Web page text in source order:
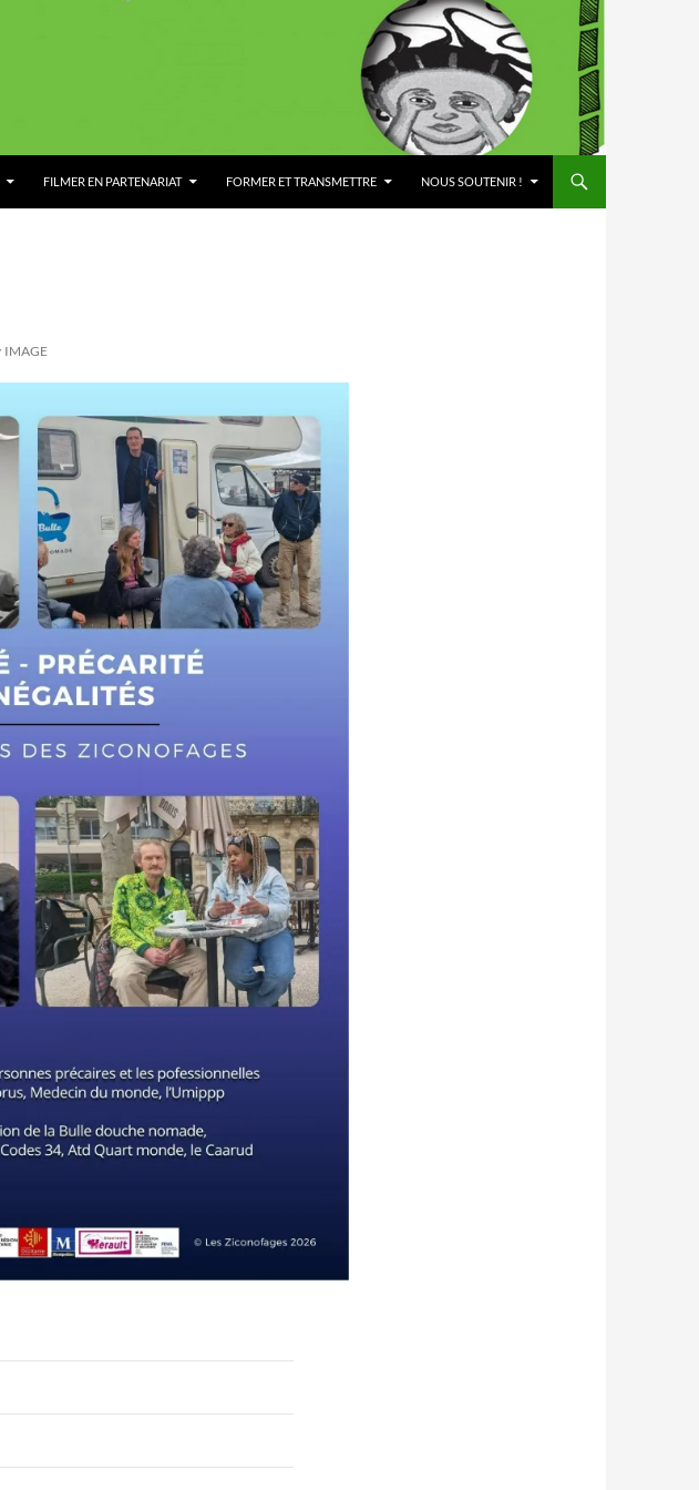
FILMER EN PARTENARIAT FORMER ET TRANSMETTRE NOUS SOUTENIR !
IMAGE